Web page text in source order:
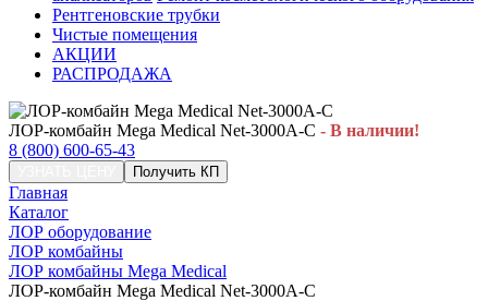
Рентгеновские трубки
Чистые помещения
АКЦИИ
РАСПРОДАЖА
ЛОР-комбайн Mega Medical Net-3000A-C - В наличии!
8 (800) 600-65-43
Получить КП
Главная
Каталог
ЛОР оборудование
ЛОР комбайны
ЛОР комбайны Mega Medical
ЛОР-комбайн Mega Medical Net-3000A-C